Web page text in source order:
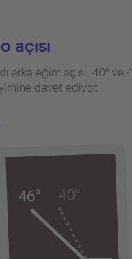
açısı
arka eğim açısı, 40° ve
davet ediyor.